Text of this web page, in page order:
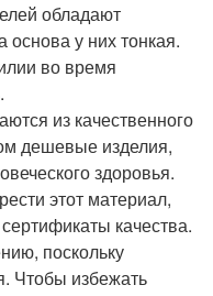
обладают
у них тонкая.
во время
из качественного
дешевые изделия,
здоровья.
этот материал,
качества.
поскольку
Чтобы избежать